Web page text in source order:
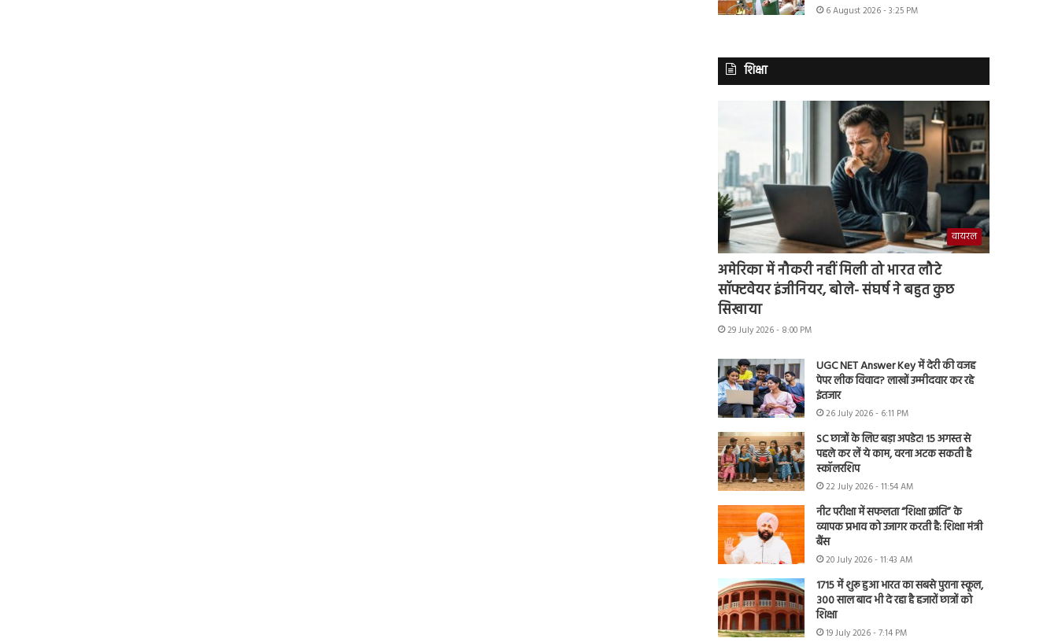
6 August 2026 - 3:25 PM
शिक्षा
वायरल
अमेरिका में नौकरी नहीं मिली तो भारत लौटे
सॉफ्टवेयर इंजीनियर, बोले- संघर्ष ने बहुत कुछ
सिखाया
29 July 2026 - 8:00 PM
UGC NET Answer Key में देरी की वजह
पेपर लीक विवाद? लाखों उम्मीदवार कर रहे
इंतजार
26 July 2026 - 6:11 PM
SC छात्रों के लिए बड़ा अपडेट! 15 अगस्त से
पहले कर लें ये काम, वरना अटक सकती है
स्कॉलरशिप
22 July 2026 - 11:54 AM
नीट परीक्षा में सफलता “शिक्षा क्रांति” के
व्यापक प्रभाव को उजागर करती है: शिक्षा मंत्री
बैंस
20 July 2026 - 11:43 AM
1715 में शुरू हुआ भारत का सबसे पुराना स्कूल,
300 साल बाद भी दे रहा है हजारों छात्रों को
शिक्षा
19 July 2026 - 7:14 PM